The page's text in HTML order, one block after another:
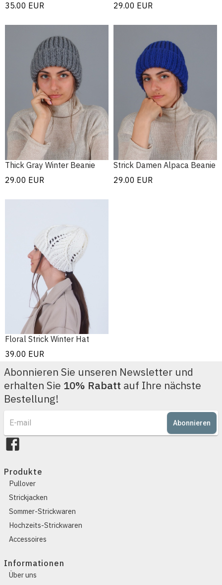
35.00 EUR
29.00 EUR
Thick Gray Winter Beanie
29.00 EUR
Strick Damen Alpaca Beanie
29.00 EUR
Floral Strick Winter Hat
39.00 EUR
Abonnieren Sie unseren Newsletter und
erhalten Sie 10% Rabatt auf Ihre nächste
Bestellung!
Abonnieren
Produkte
Pullover
Strickjacken
Sommer-Strickwaren
Hochzeits-Strickwaren
Accessoires
Informationen
Über uns